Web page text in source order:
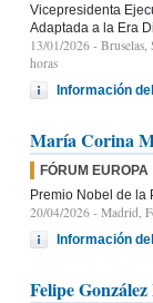
Vicepresidenta
Adaptada a la Era
13/01/2026 - Bruselas,
horas
Información
María Corina
FÓRUM EUROPA
Premio Nobel de la
20/04/2026 - Madrid,
Información
Felipe